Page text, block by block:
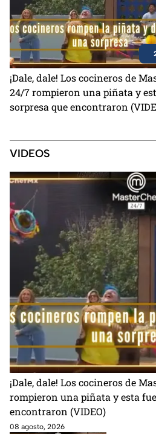
¡Dale, dale! Los cocineros de
24/7 rompieron una piñata y
sorpresa que encontraron
VIDEOS
¡Dale, dale! Los cocineros de
rompieron una piñata y esta
encontraron (VIDEO)
08 agosto, 2026